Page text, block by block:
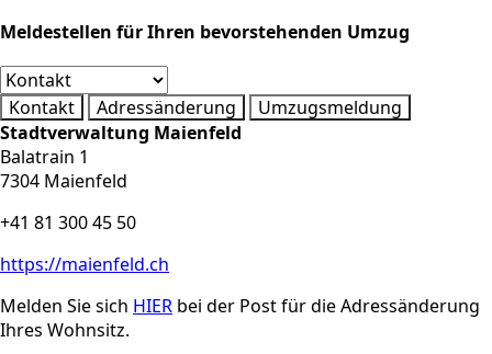
Meldestellen für Ihren bevorstehenden Umzug
Kontakt Adressänderung
Umzugsmeldung
Stadtverwaltung Maienfeld
Balatrain 1
7304 Maienfeld
+41 81 300 45 50
https://maienfeld.ch
Melden Sie sich HIER bei der Post für die Adressänderung
Ihres Wohnsitz.